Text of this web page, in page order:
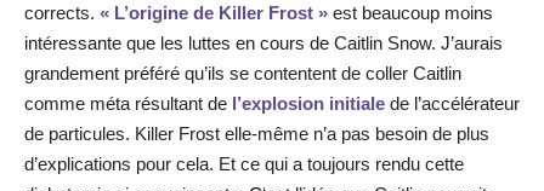
corrects. « L’origine de Killer Frost » est beaucoup moins
intéressante que les luttes en cours de Caitlin Snow. J’aurais
grandement préféré qu’ils se contentent de coller Caitlin
comme méta résultant de l’explosion initiale de l’accélérateur
de particules. Killer Frost elle-même n’a pas besoin de plus
d’explications pour cela. Et ce qui a toujours rendu cette